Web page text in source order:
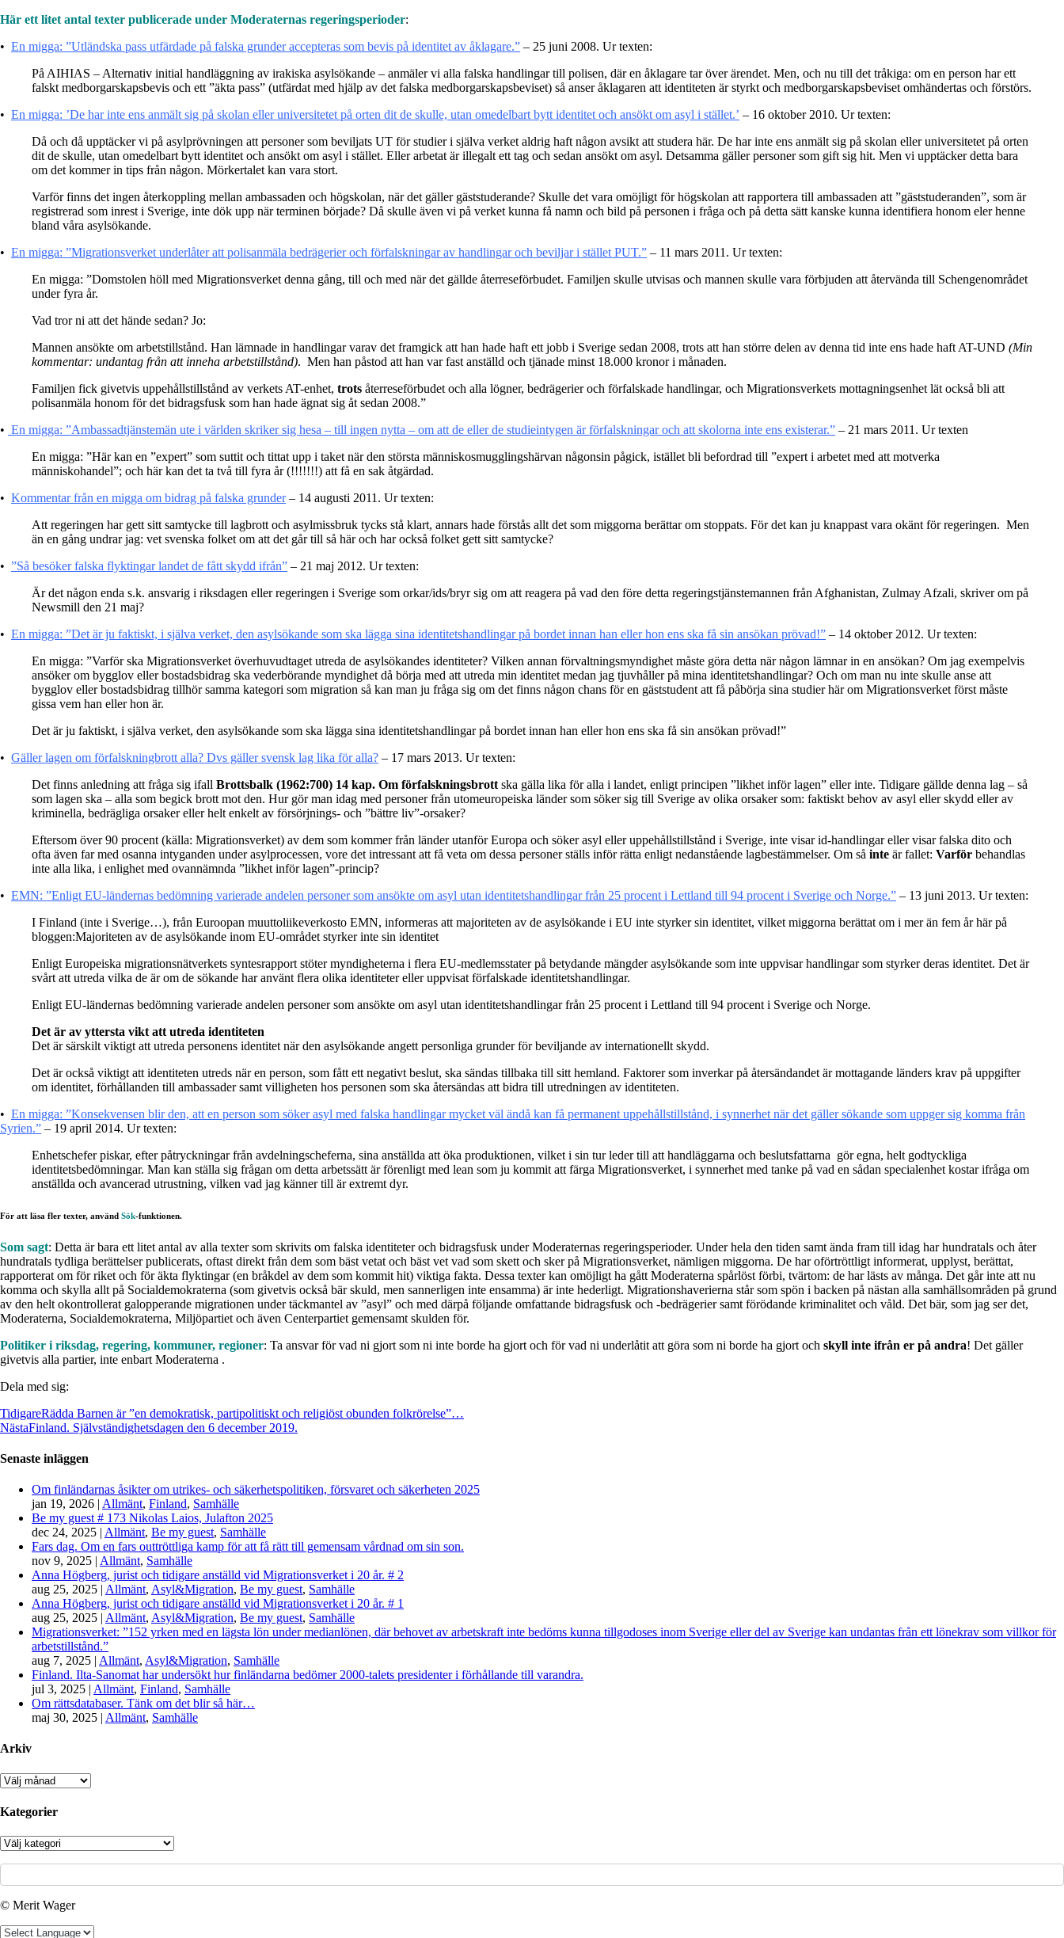
Här ett litet antal texter publicerade under Moderaternas regeringsperioder:
• En migga: ”Utländska pass utfärdade på falska grunder accepteras som bevis på identitet av åklagare.” – 25 juni 2008. Ur texten:
På AIHIAS – Alternativ initial handläggning av irakiska asylsökande – anmäler vi alla falska handlingar till polisen, där en åklagare tar över ärendet. Men, och nu till det tråkiga: om en person har ett
falskt medborgarskapsbevis och ett ”äkta pass” (utfärdat med hjälp av det falska medborgarskapsbeviset) så anser åklagaren att identiteten är styrkt och medborgarskapsbeviset omhändertas och förstörs.
• En migga: ’De har inte ens anmält sig på skolan eller universitetet på orten dit de skulle, utan omedelbart bytt identitet och ansökt om asyl i stället.’ – 16 oktober 2010. Ur texten:
Då och då upptäcker vi på asylprövningen att personer som beviljats UT för studier i själva verket aldrig haft någon avsikt att studera här. De har inte ens anmält sig på skolan eller universitetet på orten
dit de skulle, utan omedelbart bytt identitet och ansökt om asyl i stället. Eller arbetat är illegalt ett tag och sedan ansökt om asyl. Detsamma gäller personer som gift sig hit. Men vi upptäcker detta bara
om det kommer in tips från någon. Mörkertalet kan vara stort.
Varför finns det ingen återkoppling mellan ambassaden och högskolan, när det gäller gäststuderande? Skulle det vara omöjligt för högskolan att rapportera till ambassaden att ”gäststuderanden”, som är
registrerad som inrest i Sverige, inte dök upp när terminen började? Då skulle även vi på verket kunna få namn och bild på personen i fråga och på detta sätt kanske kunna identifiera honom eler henne
bland våra asylsökande.
• En migga: ”Migrationsverket underlåter att polisanmäla bedrägerier och förfalskningar av handlingar och beviljar i stället PUT.” – 11 mars 2011. Ur texten:
En migga: ”Domstolen höll med Migrationsverket denna gång, till och med när det gällde återreseförbudet. Familjen skulle utvisas och mannen skulle vara förbjuden att återvända till Schengenområdet
under fyra år.
Vad tror ni att det hände sedan? Jo:
Mannen ansökte om arbetstillstånd. Han lämnade in handlingar varav det framgick att han hade haft ett jobb i Sverige sedan 2008, trots att han större delen av denna tid inte ens hade haft AT-UND (Min
kommentar: undantag från att inneha arbetstillstånd). Men han påstod att han var fast anställd och tjänade minst 18.000 kronor i månaden.
Familjen fick givetvis uppehållstillstånd av verkets AT-enhet, trots återreseförbudet och alla lögner, bedrägerier och förfalskade handlingar, och Migrationsverkets mottagningsenhet lät också bli att
polisanmäla honom för det bidragsfusk som han hade ägnat sig åt sedan 2008.”
• En migga: ”Ambassadtjänstemän ute i världen skriker sig hesa – till ingen nytta – om att de eller de studieintygen är förfalskningar och att skolorna inte ens existerar.” – 21 mars 2011. Ur texten
En migga: ”Här kan en ”expert” som suttit och tittat upp i taket när den största människosmugglingshärvan någonsin pågick, istället bli befordrad till ”expert i arbetet med att motverka
människohandel”; och här kan det ta två till fyra år (!!!!!!!) att få en sak åtgärdad.
• Kommentar från en migga om bidrag på falska grunder– 14 augusti 2011. Ur texten:
Att regeringen har gett sitt samtycke till lagbrott och asylmissbruk tycks stå klart, annars hade förstås allt det som miggorna berättar om stoppats. För det kan ju knappast vara okänt för regeringen. Men
än en gång undrar jag: vet svenska folket om att det går till så här och har också folket gett sitt samtycke?
• ”Så besöker falska flyktingar landet de fått skydd ifrån” – 21 maj 2012. Ur texten:
Är det någon enda s.k. ansvarig i riksdagen eller regeringen i Sverige som orkar/ids/bryr sig om att reagera på vad den före detta regeringstjänstemannen från Afghanistan, Zulmay Afzali, skriver om på
Newsmill den 21 maj?
• En migga: ”Det är ju faktiskt, i själva verket, den asylsökande som ska lägga sina identitetshandlingar på bordet innan han eller hon ens ska få sin ansökan prövad!” – 14 oktober 2012. Ur texten:
En migga: ”Varför ska Migrationsverket överhuvudtaget utreda de asylsökandes identiteter? Vilken annan förvaltningsmyndighet måste göra detta när någon lämnar in en ansökan? Om jag exempelvis
ansöker om bygglov eller bostadsbidrag ska vederbörande myndighet då börja med att utreda min identitet medan jag tjuvhåller på mina identitetshandlingar? Och om man nu inte skulle anse att
bygglov eller bostadsbidrag tillhör samma kategori som migration så kan man ju fråga sig om det finns någon chans för en gäststudent att få påbörja sina studier här om Migrationsverket först måste
gissa vem han eller hon är.
Det är ju faktiskt, i själva verket, den asylsökande som ska lägga sina identitetshandlingar på bordet innan han eller hon ens ska få sin ansökan prövad!”
• Gäller lagen om förfalskningbrott alla? Dvs gäller svensk lag lika för alla? – 17 mars 2013. Ur texten:
Det finns anledning att fråga sig ifall Brottsbalk (1962:700) 14 kap. Om förfalskningsbrott ska gälla lika för alla i landet, enligt principen ”likhet inför lagen” eller inte. Tidigare gällde denna lag – så
som lagen ska – alla som begick brott mot den. Hur gör man idag med personer från utomeuropeiska länder som söker sig till Sverige av olika orsaker som: faktiskt behov av asyl eller skydd eller av
kriminella, bedrägliga orsaker eller helt enkelt av försörjnings- och ”bättre liv”-orsaker?
Eftersom över 90 procent (källa: Migrationsverket) av dem som kommer från länder utanför Europa och söker asyl eller uppehållstillstånd i Sverige, inte visar id-handlingar eller visar falska dito och
ofta även far med osanna intyganden under asylprocessen, vore det intressant att få veta om dessa personer ställs inför rätta enligt nedanstående lagbestämmelser. Om så inte är fallet: Varför behandlas
inte alla lika, i enlighet med ovannämnda ”likhet inför lagen”-princip?
• EMN: ”Enligt EU-ländernas bedömning varierade andelen personer som ansökte om asyl utan identitetshandlingar från 25 procent i Lettland till 94 procent i Sverige och Norge.” – 13 juni 2013. Ur texten:
I Finland (inte i Sverige…), från Euroopan muuttoliikeverkosto EMN, informeras att majoriteten av de asylsökande i EU inte styrker sin identitet, vilket miggorna berättat om i mer än fem år här på
bloggen:Majoriteten av de asylsökande inom EU-området styrker inte sin identitet
Enligt Europeiska migrationsnätverkets syntesrapport stöter myndigheterna i flera EU-medlemsstater på betydande mängder asylsökande som inte uppvisar handlingar som styrker deras identitet. Det är
svårt att utreda vilka de är om de sökande har använt flera olika identiteter eller uppvisat förfalskade identitetshandlingar.
Enligt EU-ländernas bedömning varierade andelen personer som ansökte om asyl utan identitetshandlingar från 25 procent i Lettland till 94 procent i Sverige och Norge.
Det är av yttersta vikt att utreda identiteten
Det är särskilt viktigt att utreda personens identitet när den asylsökande angett personliga grunder för beviljande av internationellt skydd.
Det är också viktigt att identiteten utreds när en person, som fått ett negativt beslut, ska sändas tillbaka till sitt hemland. Faktorer som inverkar på återsändandet är mottagande länders krav på uppgifter
om identitet, förhållanden till ambassader samt villigheten hos personen som ska återsändas att bidra till utredningen av identiteten.
• En migga: ”Konsekvensen blir den, att en person som söker asyl med falska handlingar mycket väl ändå kan få permanent uppehållstillstånd, i synnerhet när det gäller sökande som uppger sig komma från
Syrien.” – 19 april 2014. Ur texten:
Enhetschefer piskar, efter påtryckningar från avdelningscheferna, sina anställda att öka produktionen, vilket i sin tur leder till att handläggarna och beslutsfattarna gör egna, helt godtyckliga
identitetsbedömningar. Man kan ställa sig frågan om detta arbetssätt är förenligt med lean som ju kommit att färga Migrationsverket, i synnerhet med tanke på vad en sådan specialenhet kostar ifråga om
anställda och avancerad utrustning, vilken vad jag känner till är extremt dyr.
För att läsa fler texter, använd Sök-funktionen.
Som sagt: Detta är bara ett litet antal av alla texter som skrivits om falska identiteter och bidragsfusk under Moderaternas regeringsperioder. Under hela den tiden samt ända fram till idag har hundratals och åter
hundratals tydliga berättelser publicerats, oftast direkt från dem som bäst vetat och bäst vet vad som skett och sker på Migrationsverket, nämligen miggorna. De har oförtröttligt informerat, upplyst, berättat,
rapporterat om för riket och för äkta flyktingar (en bråkdel av dem som kommit hit) viktiga fakta. Dessa texter kan omöjligt ha gått Moderaterna spårlöst förbi, tvärtom: de har lästs av många. Det går inte att nu
komma och skylla allt på Socialdemokraterna (som givetvis också bär skuld, men sannerligen inte ensamma) är inte hederligt. Migrationshaverierna står som spön i backen på nästan alla samhällsområden på grund
av den helt okontrollerat galopperande migrationen under täckmantel av ”asyl” och med därpå följande omfattande bidragsfusk och -bedrägerier samt förödande kriminalitet och våld. Det bär, som jag ser det,
Moderaterna, Socialdemokraterna, Miljöpartiet och även Centerpartiet gemensamt skulden för.
Politiker i riksdag, regering, kommuner, regioner: Ta ansvar för vad ni gjort som ni inte borde ha gjort och för vad ni underlåtit att göra som ni borde ha gjort och skyll inte ifrån er på andra! Det gäller
givetvis alla partier, inte enbart Moderaterna .
Dela med sig:
TidigareRädda Barnen är ”en demokratisk, partipolitiskt och religiöst obunden folkrörelse”…
NästaFinland. Självständighetsdagen den 6 december 2019.
Senaste inläggen
Om finländarnas åsikter om utrikes- och säkerhetspolitiken, försvaret och säkerheten 2025
jan 19, 2026 | Allmänt, Finland, Samhälle
Be my guest # 173 Nikolas Laios, Julafton 2025
dec 24, 2025 | Allmänt, Be my guest, Samhälle
Fars dag. Om en fars outtröttliga kamp för att få rätt till gemensam vårdnad om sin son.
nov 9, 2025 | Allmänt, Samhälle
Anna Högberg, jurist och tidigare anställd vid Migrationsverket i 20 år. # 2
aug 25, 2025 | Allmänt, Asyl&Migration, Be my guest, Samhälle
Anna Högberg, jurist och tidigare anställd vid Migrationsverket i 20 år. # 1
aug 25, 2025 | Allmänt, Asyl&Migration, Be my guest, Samhälle
Migrationsverket: ”152 yrken med en lägsta lön under medianlönen, där behovet av arbetskraft inte bedöms kunna tillgodoses inom Sverige eller del av Sverige kan undantas från ett lönekrav som villkor för
arbetstillstånd.”
aug 7, 2025 | Allmänt, Asyl&Migration, Samhälle
Finland. Ilta-Sanomat har undersökt hur finländarna bedömer 2000-talets presidenter i förhållande till varandra.
jul 3, 2025 | Allmänt, Finland, Samhälle
Om rättsdatabaser. Tänk om det blir så här…
maj 30, 2025 | Allmänt, Samhälle
Arkiv
Arkiv
Kategorier
Kategorier
© Merit Wager